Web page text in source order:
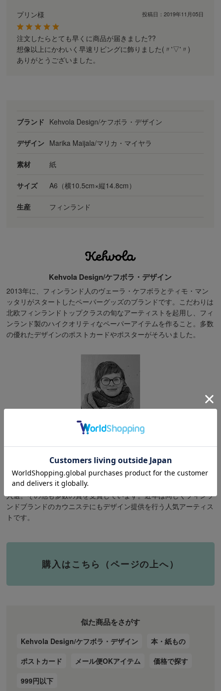
プリン様 投稿日：2019年11月05日
注文したらとても早くに商品が届きました??
想像以上にかわいく早速リビングに飾りました(〃'▽'〃)
ありがとうございました。
ブランド Kehvola Design/ケフボラ・デザイン
デザイン Marika Maijala/マリカ・マイヤラ
素材 紙
サイズ A6（横10.5cm×縦14.8cm）
生産 フィンランド
Kehvola Design/ケフボラ・デザイン
2013年に、フィンランド人のヴェーラ・ケフボラとティモ・マン
ッタリがスタートしたペーパーグッズのブランドです。こだわりは
北欧フィンランドトップクラスの旬なアーティストを起用し、フィ
ンランド製のハイクオリティなペーパーアイテムを作ること。多数
の優れたデザインのポストカードやポスターがそろいました。
Marika Maijala/マリカ・マイヤラ
の挿絵に起用されています。日本では、2014年に出版されたもた
いひろこ著「ひゃくおくまんのサンタクロース」に挿絵を提供し、
世界最大級の絵本原画コンクール「ボローニャ国際絵本原画展」に
入選。その他も多数の賞を受賞しています。近年は同じくフィンラ
ンドブランドのカウニステにもデザイン提供を行う人気アーティス
トです。
購入はこちら（ページの上へ）
似た商品をさがす
Kehvola Design/ケフボラ・デザイン
本・紙もの
ポストカード
メール便OKアイテム
価格で探す
999円以下